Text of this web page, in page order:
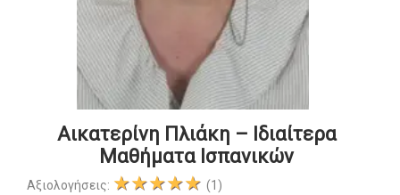
Αικατερίνη Πλιάκη – Ιδιαίτερα
Μαθήματα Ισπανικών
Αξιολογήσεις: ★★★★★ (1)